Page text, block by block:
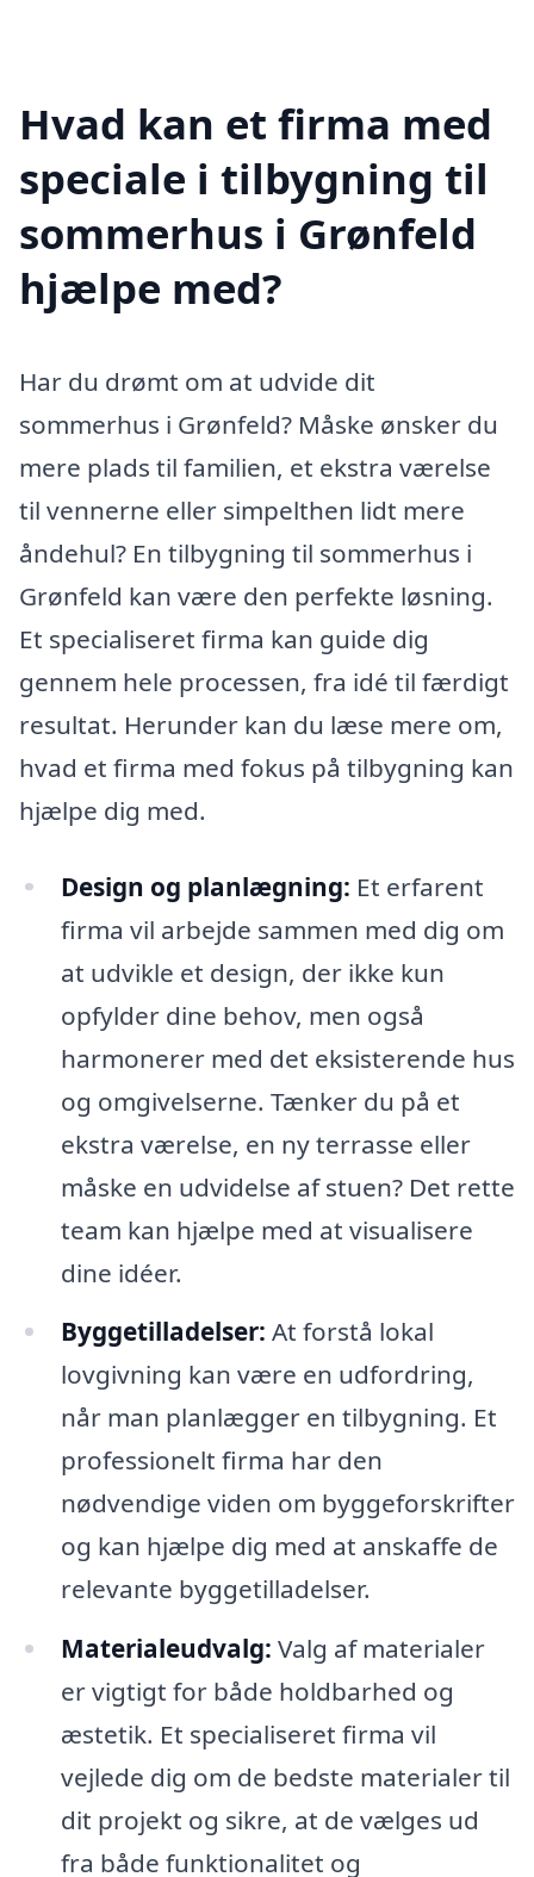
Hvad kan et firma med
speciale i tilbygning til
sommerhus i Grønfeld
hjælpe med?
Har du drømt om at udvide dit
sommerhus i Grønfeld? Måske ønsker du
mere plads til familien, et ekstra værelse
til vennerne eller simpelthen lidt mere
åndehul? En tilbygning til sommerhus i
Grønfeld kan være den perfekte løsning.
Et specialiseret firma kan guide dig
gennem hele processen, fra idé til færdigt
resultat. Herunder kan du læse mere om,
hvad et firma med fokus på tilbygning kan
hjælpe dig med.
Design og planlægning: Et erfarent
firma vil arbejde sammen med dig om
at udvikle et design, der ikke kun
opfylder dine behov, men også
harmonerer med det eksisterende hus
og omgivelserne. Tænker du på et
ekstra værelse, en ny terrasse eller
måske en udvidelse af stuen? Det rette
team kan hjælpe med at visualisere
dine idéer.
Byggetilladelser: At forstå lokal
lovgivning kan være en udfordring,
når man planlægger en tilbygning. Et
professionelt firma har den
nødvendige viden om byggeforskrifter
og kan hjælpe dig med at anskaffe de
relevante byggetilladelser.
Materialeudvalg: Valg af materialer
er vigtigt for både holdbarhed og
æstetik. Et specialiseret firma vil
vejlede dig om de bedste materialer til
dit projekt og sikre, at de vælges ud
fra både funktionalitet og